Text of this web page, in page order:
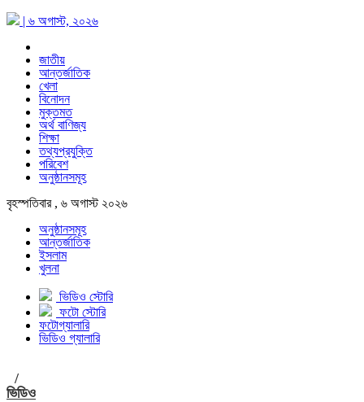
| ৬ অগাস্ট, ২০২৬
জাতীয়
আন্তর্জাতিক
খেলা
বিনোদন
মুক্তমত
অর্থ বাণিজ্য
শিক্ষা
তথ্যপ্রযুক্তি
পরিবেশ
অনুষ্ঠানসমূহ
বৃহস্পতিবার , ৬ অগাস্ট ২০২৬
অনুষ্ঠানসমূহ
আন্তর্জাতিক
ইসলাম
খুলনা
ভিডিও স্টোরি
ফটো স্টোরি
ফটোগ্যালারি
ভিডিও গ্যালারি
/
ভিডিও